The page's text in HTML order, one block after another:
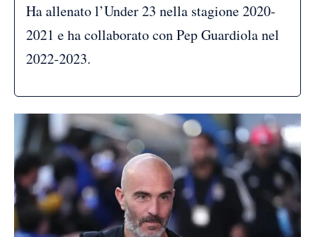
Ha allenato l’Under 23 nella stagione 2020-
2021 e ha collaborato con Pep Guardiola nel
2022-2023.